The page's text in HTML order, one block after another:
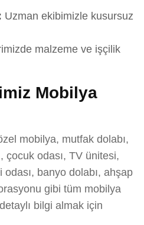
Uzman ekibimizle kusursuz
malzeme ve işçilik
Mobilya
mobilya, mutfak dolabı,
çocuk odası, TV ünitesi,
banyo dolabı, ahşap
gibi tüm mobilya
bilgi almak için